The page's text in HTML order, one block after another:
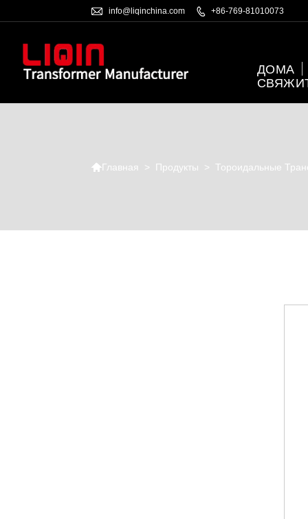
 info@liqinchina.com  +86-769-81010073
ДОМА
Главная > Продукты > Тороидальные